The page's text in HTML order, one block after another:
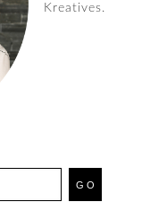
Kreatives.